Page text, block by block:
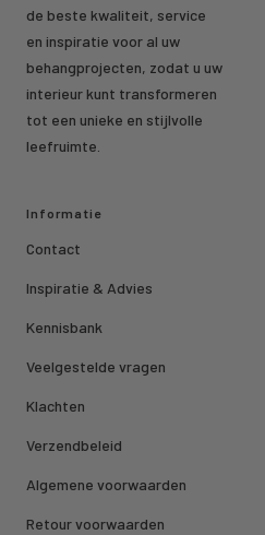
de beste kwaliteit, service
en inspiratie voor al uw
behangprojecten, zodat u uw
interieur kunt transformeren
tot een unieke en stijlvolle
leefruimte.
Informatie
Contact
Inspiratie & Advies
Kennisbank
Veelgestelde vragen
Klachten
Verzendbeleid
Algemene voorwaarden
Retour voorwaarden